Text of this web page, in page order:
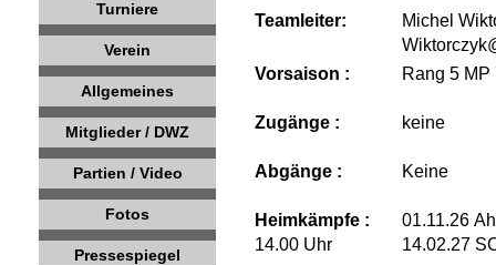
Turniere
Verein
Allgemeines
Mitglieder / DWZ
Partien / Video
Fotos
Pressespiegel
Teamleiter:
Michel
Vorsaison :
Rang 5
Zugänge : keine
Abgänge : Keine
Heimkämpfe :
01.11.26
14.00 Uhr
14.02.27